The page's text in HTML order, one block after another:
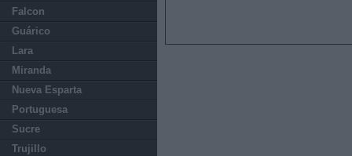
Falcon
Guárico
Lara
Miranda
Nueva Esparta
Portuguesa
Sucre
Trujillo